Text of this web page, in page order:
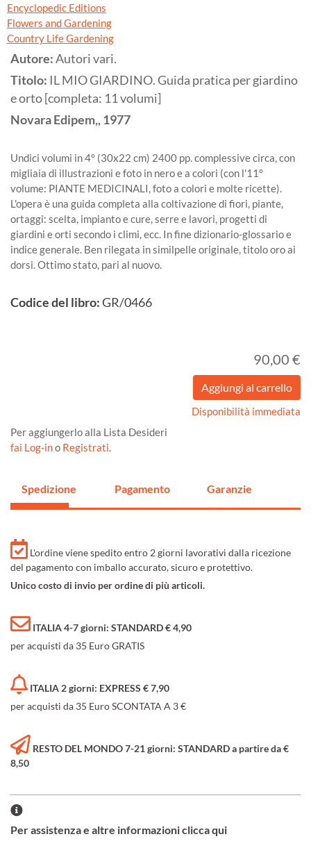
Encyclopedic Editions
Flowers and Gardening
Country Life Gardening
Autore:Autori vari.
Titolo: IL MIO GIARDINO. Guida pratica per giardino
e orto [completa: 11 volumi]
NovaraEdipem,,1977
Undici volumi in 4° (30x22 cm) 2400 pp. complessive circa, con
migliaia di illustrazioni e foto in nero e a colori (con l'11°
volume: PIANTE MEDICINALI, foto a colori e molte ricette).
L'opera è una guida completa alla coltivazione di fiori, piante,
ortaggi: scelta, impianto e cure, serre e lavori, progetti di
giardini e orti secondo i climi, ecc. In fine dizionario-glossario e
indice generale. Ben rilegata in similpelle originale, titolo oro ai
dorsi. Ottimo stato, pari al nuovo.
Codice del libro:GR/0466
90,00 €
Disponibilità immediata
Per aggiungerlo alla Lista Desideri
fai Log-ino Registrati.
Spedizione Pagamento Garanzie
L'ordine viene spedito entro 2 giorni lavorativi dalla ricezione
del pagamento con imballo accurato, sicuro e protettivo.
Unico costo di invio per ordine di più articoli.
ITALIA 4-7 giorni: STANDARD € 4,90
per acquisti da 35 Euro GRATIS
ITALIA 2 giorni: EXPRESS € 7,90
per acquisti da 35 Euro SCONTATA A 3 €
RESTO DEL MONDO 7-21 giorni: STANDARD a partire da €
8,50
Per assistenza e altre informazioni clicca qui